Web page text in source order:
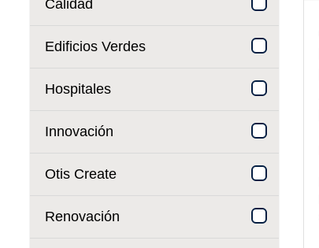
Calidad
Edificios Verdes
Hospitales
Innovación
Otis Create
Renovación